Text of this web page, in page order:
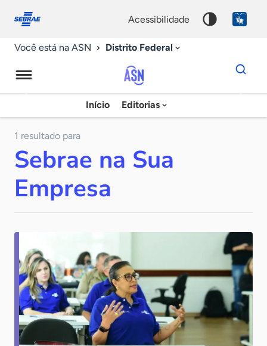
conosco
acessibilidade
Você está na ASN Distrito Federal
Agência
Sebrae
Notícias
Início Editorias
Dados
para
chave
1 resultado para
Sebrae na Sua
Empresa